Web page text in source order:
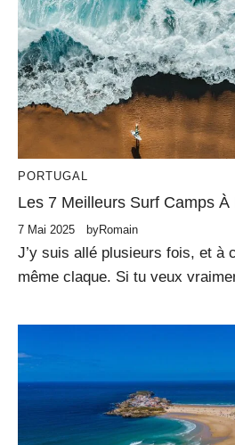
PORTUGAL
Les 7 Meilleurs Surf Camps À
7 Mai 2025 byRomain
J’y suis allé plusieurs fois, et à
même claque. Si tu veux